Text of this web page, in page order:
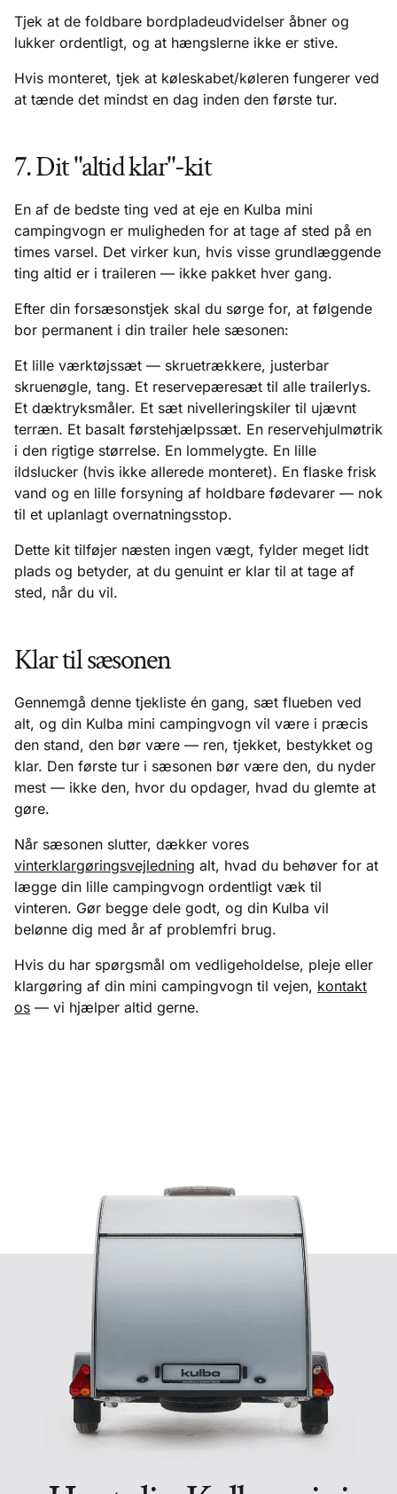
Tjek at de foldbare bordpladeudvidelser åbner og
lukker ordentligt, og at hængslerne ikke er stive.
Hvis monteret, tjek at køleskabet/køleren fungerer ved
at tænde det mindst en dag inden den første tur.
7. Dit "altid klar"-kit
En af de bedste ting ved at eje en Kulba mini
campingvogn er muligheden for at tage af sted på en
times varsel. Det virker kun, hvis visse grundlæggende
ting altid er i traileren — ikke pakket hver gang.
Efter din forsæsonstjek skal du sørge for, at følgende
bor permanent i din trailer hele sæsonen:
Et lille værktøjssæt — skruetrækkere, justerbar
skruenøgle, tang. Et reservepæresæt til alle trailerlys.
Et dæktryksmåler. Et sæt nivelleringskiler til ujævnt
terræn. Et basalt førstehjælpssæt. En reservehjulmøtrik
i den rigtige størrelse. En lommelygte. En lille
ildslucker (hvis ikke allerede monteret). En flaske frisk
vand og en lille forsyning af holdbare fødevarer — nok
til et uplanlagt overnatningsstop.
Dette kit tilføjer næsten ingen vægt, fylder meget lidt
plads og betyder, at du genuint er klar til at tage af
sted, når du vil.
Klar til sæsonen
Gennemgå denne tjekliste én gang, sæt flueben ved
alt, og din Kulba mini campingvogn vil være i præcis
den stand, den bør være — ren, tjekket, bestykket og
klar. Den første tur i sæsonen bør være den, du nyder
mest — ikke den, hvor du opdager, hvad du glemte at
gøre.
Når sæsonen slutter, dækker vores
vinterklargøringsvejledning alt, hvad du behøver for at
lægge din lille campingvogn ordentligt væk til
vinteren. Gør begge dele godt, og din Kulba vil
belønne dig med år af problemfri brug.
Hvis du har spørgsmål om vedligeholdelse, pleje eller
klargøring af din mini campingvogn til vejen, kontakt
os — vi hjælper altid gerne.